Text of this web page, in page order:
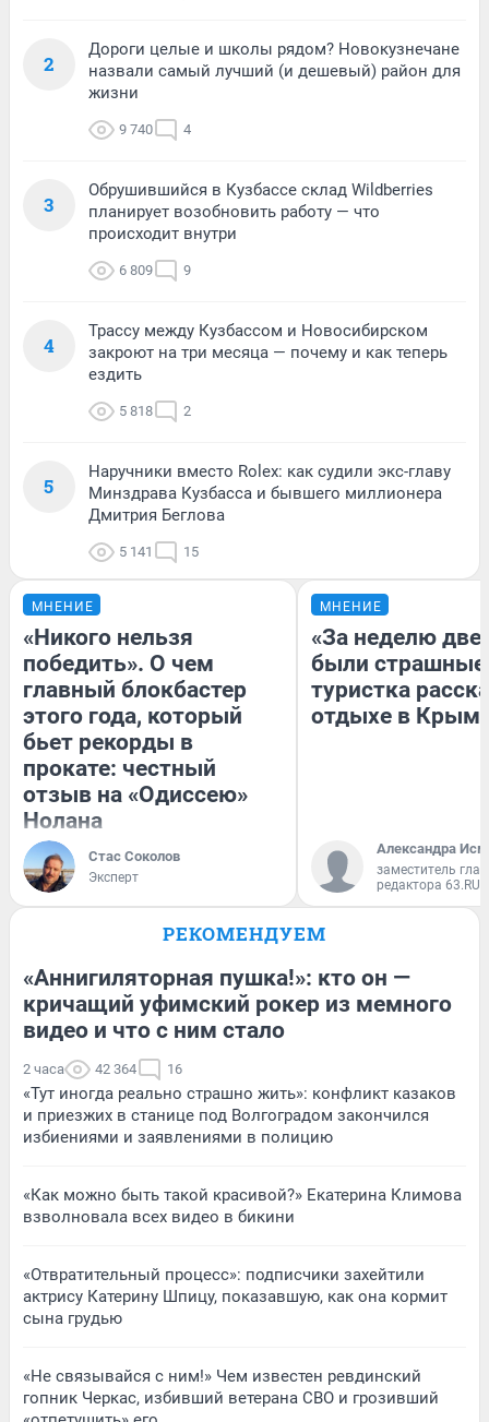
2
Дороги целые и школы рядом? Новокузнечане
назвали самый лучший (и дешевый) район для
жизни
9 740 4
3
Обрушившийся в Кузбассе склад Wildberries
планирует возобновить работу — что
происходит внутри
6 809 9
4
Трассу между Кузбассом и Новосибирском
закроют на три месяца — почему и как теперь
ездить
5 818 2
5
Наручники вместо Rolex: как судили экс-главу
Минздрава Кузбасса и бывшего миллионера
Дмитрия Беглова
5 141 15
МНЕНИЕ
«Никого нельзя
победить». О чем
главный блокбастер
этого года, который
бьет рекорды в
прокате: честный
отзыв на «Одиссею»
Нолана
Стас Соколов
Эксперт
МНЕНИЕ
«За неделю две
были
туристка
отдыхе в
Александра
заместитель
редактора 63.RU
РЕКОМЕНДУЕМ
«Аннигиляторная пушка!»: кто он —
кричащий уфимский рокер из мемного
видео и что с ним стало
2 часа 42 364 16
«Тут иногда реально страшно жить»: конфликт казаков
и приезжих в станице под Волгоградом закончился
избиениями и заявлениями в полицию
«Как можно быть такой красивой?» Екатерина Климова
взволновала всех видео в бикини
«Отвратительный процесс»: подписчики захейтили
актрису Катерину Шпицу, показавшую, как она кормит
сына грудью
«Не связывайся с ним!» Чем известен ревдинский
гопник Черкас, избивший ветерана СВО и грозивший